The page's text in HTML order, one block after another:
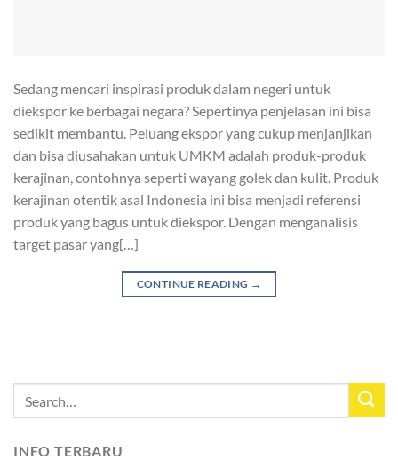
Sedang mencari inspirasi produk dalam negeri untuk
diekspor ke berbagai negara? Sepertinya penjelasan ini bisa
sedikit membantu. Peluang ekspor yang cukup menjanjikan
dan bisa diusahakan untuk UMKM adalah produk-produk
kerajinan, contohnya seperti wayang golek dan kulit. Produk
kerajinan otentik asal Indonesia ini bisa menjadi referensi
produk yang bagus untuk diekspor. Dengan menganalisis
target pasar yang[…]
CONTINUE READING →
INFO TERBARU